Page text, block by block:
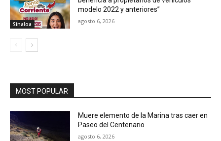
Sinaloa
modelo 2022 y anteriores”
agosto 6, 2026
MOST POPULAR
Muere elemento de la Marina tras caer en
Paseo del Centenario
agosto 6, 2026